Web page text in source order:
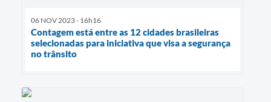
06 NOV 2023 - 16h16
Contagem está entre as 12 cidades brasileiras
selecionadas para iniciativa que visa a segurança
no trânsito